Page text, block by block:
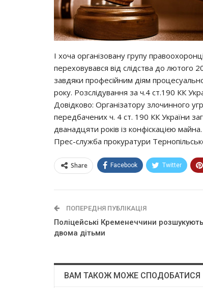
І хоча організовану групу
переховувався від слідства до
завдяки професійним діям
року. Розслідування за ч.4 ст.190 КК
Довідково: Організатору злочинного
передбачених ч. 4 ст. 190 КК України
дванадцяти років із конфіскацією майна.
Прес-служба прокуратури
Share Facebook Twitter
ПОПЕРЕДНЯ ПУБЛІКАЦІЯ
Поліцейські Кременеччини
двома дітьми
ВАМ ТАКОЖ МОЖЕ СПОДОБАТИСЯ